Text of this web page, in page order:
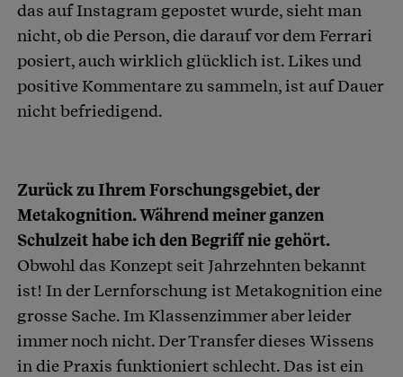
das auf Instagram gepostet wurde, sieht man
nicht, ob die Person, die darauf vor dem Ferrari
posiert, auch wirklich glücklich ist. Likes und
positive Kommentare zu sammeln, ist auf Dauer
nicht befriedigend.
Zurück zu Ihrem Forschungsgebiet, der
Metakognition. Während meiner ganzen
Schulzeit habe ich den Begriff nie gehört.
Obwohl das Konzept seit Jahrzehnten bekannt
ist! In der Lernforschung ist Metakognition eine
grosse Sache. Im Klassenzimmer aber leider
immer noch nicht. Der Transfer dieses Wissens
in die Praxis funktioniert schlecht. Das ist ein